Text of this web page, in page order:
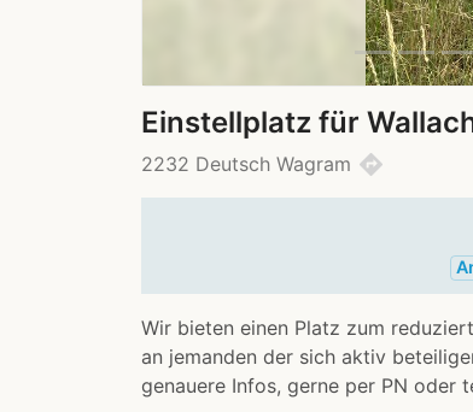
Einstellplatz für
2232 Deutsch Wagram directions
Wir bieten einen Platz zum
an jemanden der sich aktiv
genauere Infos, gerne per PN oder